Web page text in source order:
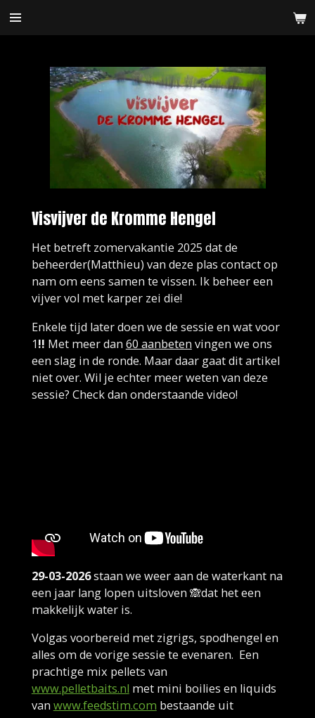
Ga
hoofdinhoud
Visvijver de Kromme Hengel
Het betreft zomervakantie 2025 dat de
beheerder(Matthieu) van deze plas contact op
nam om eens samen te vissen. Ik beheer een
vijver vol met karper zei die!
Enkele tijd later doen we de sessie en wat voor
1!! Met meer dan 60 aanbeten vingen we ons
een slag in de ronde. Maar daar gaat dit artikel
niet over. Wil je echter meer weten van deze
sessie? Check dan onderstaande video!
29-03-2026staan we weer aan de waterkant na
een jaar lang lopen uitsloven 🙈dat het een
makkelijk water is.
Volgas voorbereid met zigrigs, spodhengel en
alles om de vorige sessie te evenaren. Een
prachtige mix pellets van
www.pelletbaits.nl met mini boilies en liquids
van www.feedstim.com bestaande uit